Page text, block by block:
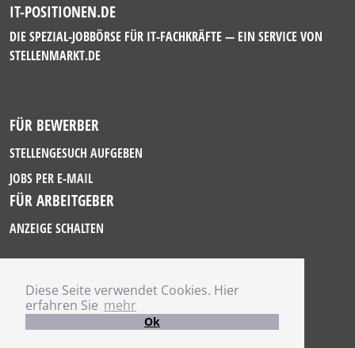
Diese Seite verwendet Cookies. Hier
erfahren Sie mehr
Ok
IT-POSITIONEN.DE
DIE SPEZIAL-JOBBÖRSE FÜR IT-FACHKRÄFTE — EIN SERVICE VON
STELLENMARKT.DE
FÜR BEWERBER
STELLENGESUCH AUFGEBEN
JOBS PER E-MAIL
FÜR ARBEITGEBER
ANZEIGE SCHALTEN
IMPRESSUM
DATENSCHUTZ